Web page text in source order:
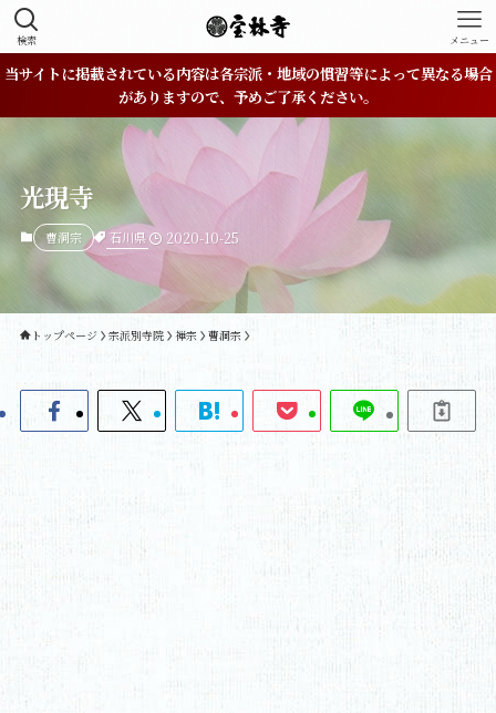
検索 メニュー
当サイトに掲載されている内容は各宗派・地域の慣習等によって異なる場合
がありますので、予めご了承ください。
光現寺
曹洞宗 石川県 2020-10-25
トップページ 宗派別寺院 禅宗 曹洞宗